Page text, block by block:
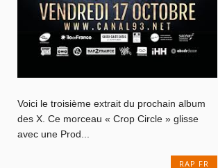
Voici le troisième extrait du prochain album
des X. Ce morceau « Crop Circle » glisse
avec une Prod...
RAP FR